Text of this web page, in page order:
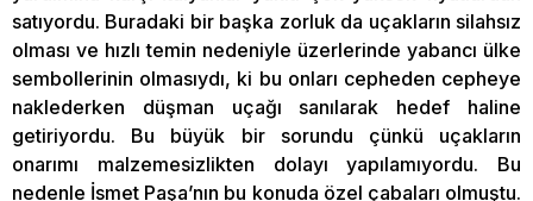
satıyordu. Buradaki bir başka zorluk da uçakların silahsız
olması ve hızlı temin nedeniyle üzerlerinde yabancı ülke
sembollerinin olmasıydı, ki bu onları cepheden cepheye
naklederken düşman uçağı sanılarak hedef haline
getiriyordu. Bu büyük bir sorundu çünkü uçakların
onarımı malzemesizlikten dolayı yapılamıyordu. Bu
nedenle İsmet Paşa’nın bu konuda özel çabaları olmuştu.